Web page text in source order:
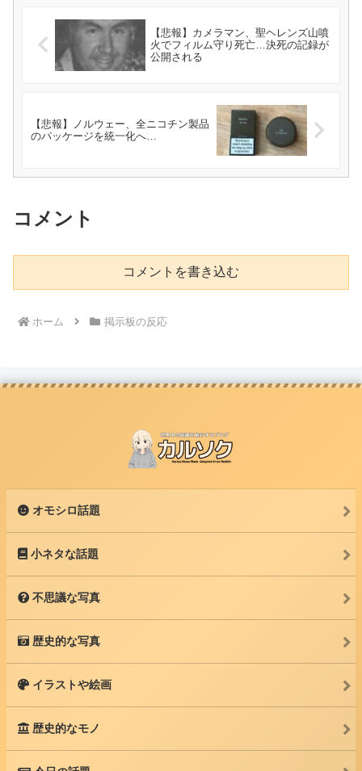
【悲報】カメラマン、聖ヘレンズ山噴
火でフィルム守り死亡…決死の記録が
公開される
【悲報】ノルウェー、全ニコチン製品
のパッケージを統一化へ…
コメント
コメントを書き込む
ホーム 掲示板の反応
オモシロ話題
小ネタな話題
不思議な写真
歴史的な写真
イラストや絵画
歴史的なモノ